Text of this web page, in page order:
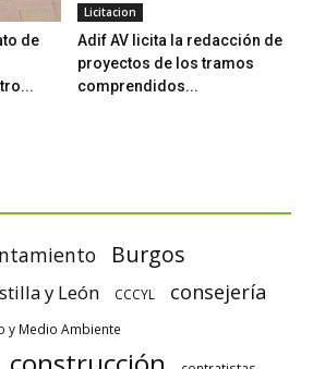
de
Licitacion
Adif AV licita la redacción de
proyectos de los tramos
comprendidos...
Burgos
y León CCCYL consejería
y Medio Ambiente